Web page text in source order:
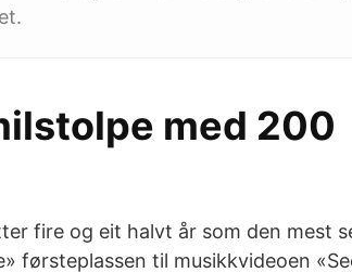
med 200
fire og eit halvt år som den mest
førsteplassen til musikkvideoen